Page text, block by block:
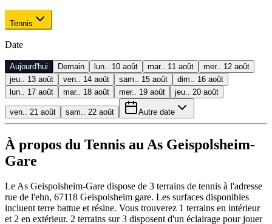
Tennis
Date
Aujourd'hui Demain lun.. 10 août mar.. 11 août
mer.. 12 août
jeu.. 13 août
ven.. 14 août sam.. 15 août
dim.. 16 août
lun.. 17 août
mar.. 18 août mer.. 19 août jeu.. 20 août
ven.. 21 août sam.. 22 août Autre date
À propos du Tennis au As Geispolsheim-
Gare
Le As Geispolsheim-Gare dispose de 3 terrains de tennis à l'adresse
rue de l'ehn, 67118 Geispolsheim gare. Les surfaces disponibles
incluent terre battue et résine. Vous trouverez 1 terrains en intérieur
et 2 en extérieur. 2 terrains sur 3 disposent d'un éclairage pour jouer